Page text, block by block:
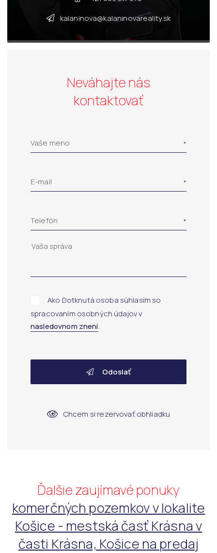
kalaninova@kalaninovareality.sk
Neváhajte nás
kontaktovať
Vaše meno
E-mail
Telefón
Ako Dotknutá osoba súhlasím so
spracovaním osobných údajov v
nasledovnom znení.
Odoslať
Chcem si rezervovať obhliadku
Ďalšie zaujímavé ponuky
komerčných pozemkov v lokalite
Košice - mestská časť Krásna v
časti Krásna, Košice na predaj